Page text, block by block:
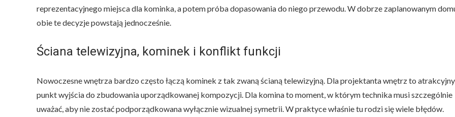
reprezentacyjnego miejsca dla kominka, a potem próba dopasowania do niego przewodu. W dobrze zaplanowanym
obie te decyzje powstają jednocześnie.
Ściana telewizyjna, kominek i konflikt funkcji
Nowoczesne wnętrza bardzo często łączą kominek z tak zwaną ścianą telewizyjną. Dla projektanta wnętrz to atrakcyjny
punkt wyjścia do zbudowania uporządkowanej kompozycji. Dla komina to moment, w którym technika musi szczególnie
uważać, aby nie zostać podporządkowana wyłącznie wizualnej symetrii. W praktyce właśnie tu rodzi się wiele błędów.